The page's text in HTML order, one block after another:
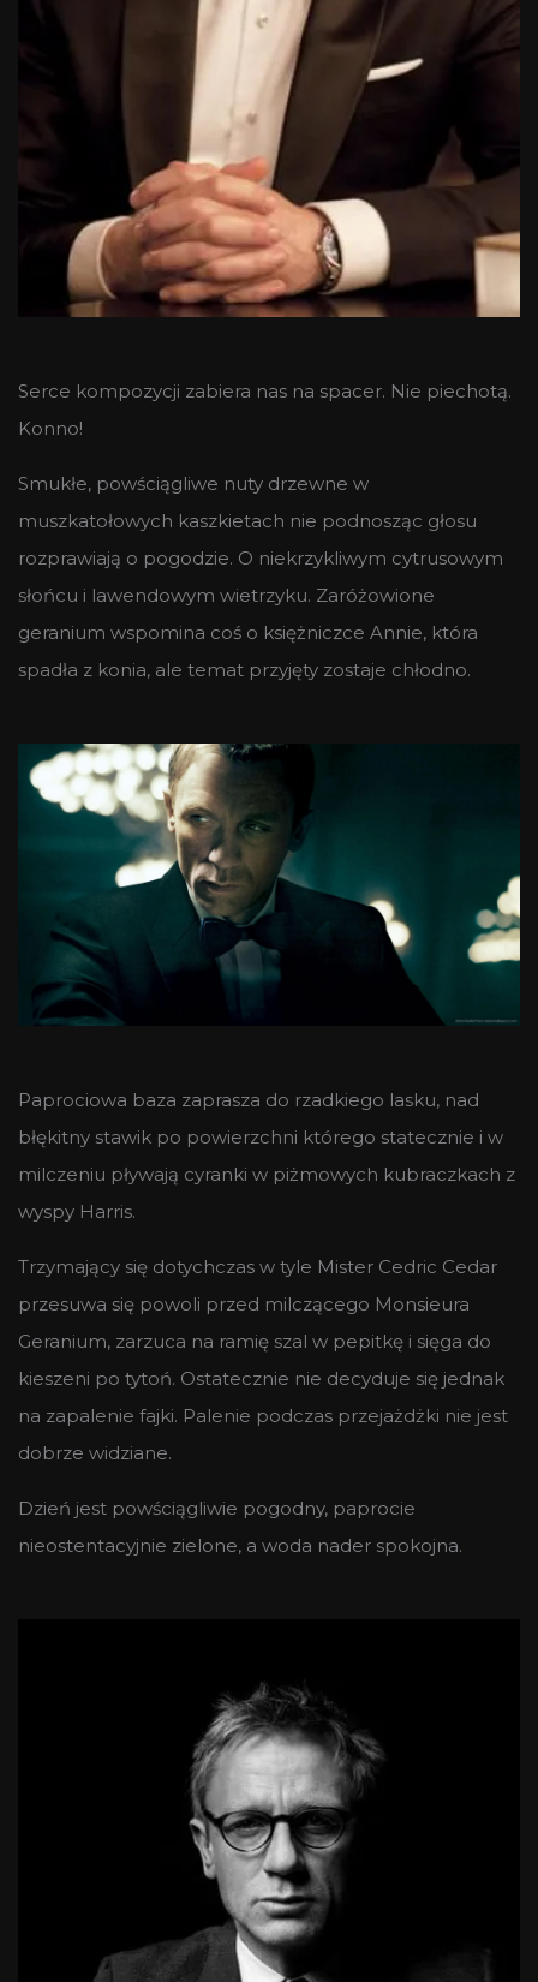
Serce kompozycji zabiera nas na spacer. Nie piechotą.
Konno!
Smukłe, powściągliwe nuty drzewne w
muszkatołowych kaszkietach nie podnosząc głosu
rozprawiają o pogodzie. O niekrzykliwym cytrusowym
słońcu i lawendowym wietrzyku. Zaróżowione
geranium wspomina coś o księżniczce Annie, która
spadła z konia, ale temat przyjęty zostaje chłodno.
Paprociowa baza zaprasza do rzadkiego lasku, nad
błękitny stawik po powierzchni którego statecznie i w
milczeniu pływają cyranki w piżmowych kubraczkach z
wyspy Harris.
Trzymający się dotychczas w tyle Mister Cedric Cedar
przesuwa się powoli przed milczącego Monsieura
Geranium, zarzuca na ramię szal w pepitkę i sięga do
kieszeni po tytoń. Ostatecznie nie decyduje się jednak
na zapalenie fajki. Palenie podczas przejażdżki nie jest
dobrze widziane.
Dzień jest powściągliwie pogodny, paprocie
nieostentacyjnie zielone, a woda nader spokojna.